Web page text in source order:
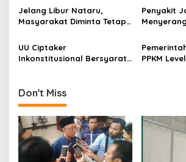
t
o
Pemkot
Jelang Libur Nataru,
Masyarakat Diminta Tetap
Penyakit
UU Ciptaker
Inkonstitusional Bersyarat,
Politiknya!
PPKM
Don't Miss